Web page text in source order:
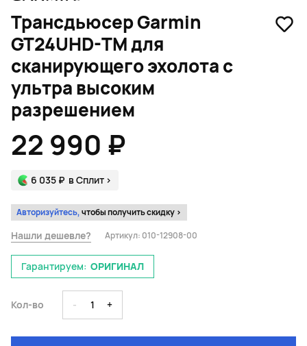
Трансдьюсер Garmin
GT24UHD-TM для
сканирующего эхолота с
ультра высоким
разрешением
22 990 ₽
6 035 ₽ в Сплит >
Авторизуйтесь,чтобы получить скидку >
Нашли дешевле? Артикул: 010-12908-00
Гарантируем: ОРИГИНАЛ
Кол-во - 1 +